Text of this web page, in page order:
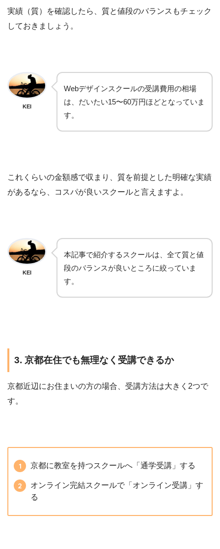
実績（質）を確認したら、質と値段のバランスもチェック
しておきましょう。
KEI
Webデザインスクールの受講費用の相場
は、だいたい15〜60万円ほどとなっていま
す。
これくらいの金額感で収まり、質を前提とした明確な実績
があるなら、コスパが良いスクールと言えますよ。
KEI
本記事で紹介するスクールは、全て質と値
段のバランスが良いところに絞っていま
す。
3. 京都在住でも無理なく受講できるか
京都近辺にお住まいの方の場合、受講方法は大きく2つで
す。
京都に教室を持つスクールへ「通学受講」する
オンライン完結スクールで「オンライン受講」す
る